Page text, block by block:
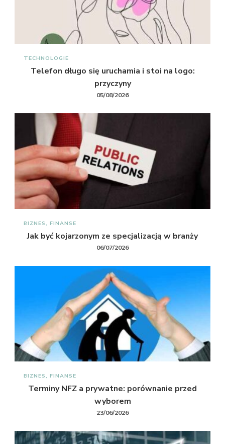
TECHNOLOGIE
Telefon długo się uruchamia i stoi na logo:
przyczyny
05/08/2026
BIZNES, FINANSE
Jak być kojarzonym ze specjalizacją w branży
06/07/2026
BIZNES, FINANSE
Terminy NFZ a prywatne: porównanie przed
wyborem
23/06/2026